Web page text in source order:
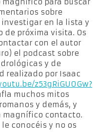
sobre
investigar en la lista y
de próxima visita. Os
con el autor
el podcast sobre
y de
realizado por Isaac
z53gRiGU0Gw?
muchos mitos
y demás, y
magnífico contacto.
conocéis y no os